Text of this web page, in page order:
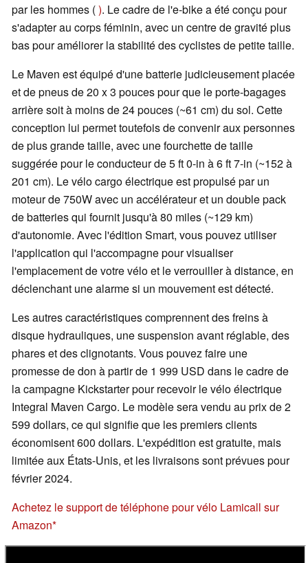
par les hommes (). Le cadre de l'e-bike a été conçu pour
s'adapter au corps féminin, avec un centre de gravité plus
bas pour améliorer la stabilité des cyclistes de petite taille.
Le Maven est équipé d'une batterie judicieusement placée
et de pneus de 20 x 3 pouces pour que le porte-bagages
arrière soit à moins de 24 pouces (~61 cm) du sol. Cette
conception lui permet toutefois de convenir aux personnes
de plus grande taille, avec une fourchette de taille
suggérée pour le conducteur de 5 ft 0-in à 6 ft 7-in (~152 à
201 cm). Le vélo cargo électrique est propulsé par un
moteur de 750W avec un accélérateur et un double pack
de batteries qui fournit jusqu'à 80 miles (~129 km)
d'autonomie. Avec l'édition Smart, vous pouvez utiliser
l'application qui l'accompagne pour visualiser
l'emplacement de votre vélo et le verrouiller à distance, en
déclenchant une alarme si un mouvement est détecté.
Les autres caractéristiques comprennent des freins à
disque hydrauliques, une suspension avant réglable, des
phares et des clignotants. Vous pouvez faire une
promesse de don à partir de 1 999 USD dans le cadre de
la campagne Kickstarter pour recevoir le vélo électrique
Integral Maven Cargo. Le modèle sera vendu au prix de 2
599 dollars, ce qui signifie que les premiers clients
économisent 600 dollars. L'expédition est gratuite, mais
limitée aux États-Unis, et les livraisons sont prévues pour
février 2024.
Achetez le support de téléphone pour vélo Lamicall sur
Amazon